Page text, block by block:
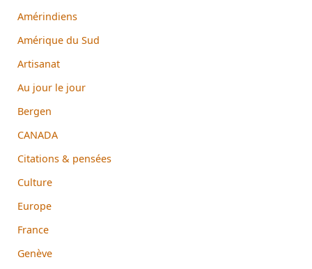
Amérindiens
Amérique du Sud
Artisanat
Au jour le jour
Bergen
CANADA
Citations & pensées
Culture
Europe
France
Genève